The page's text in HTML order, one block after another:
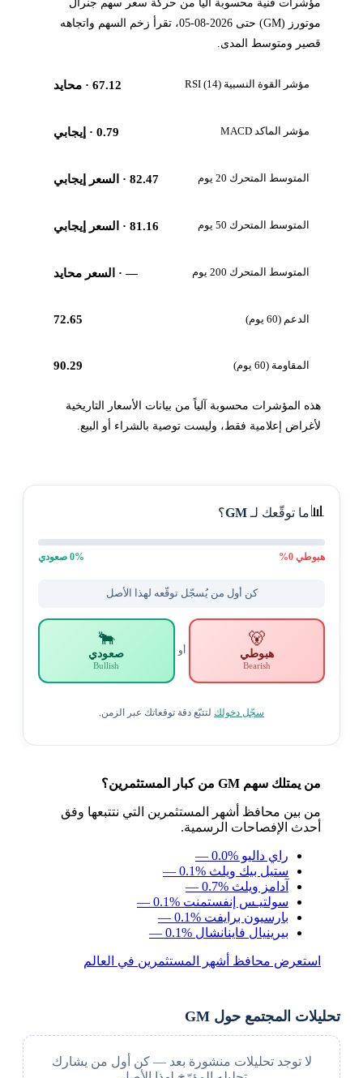
مؤشرات فنية محسوبة آلياً من حركة سعر سهم جنرال
موتورز (GM) حتى 2026-08-05، تقرأ زخم السهم واتجاهه
قصير ومتوسط المدى.
مؤشر القوة النسبية RSI (14) 67.12· محايد
مؤشر الماكد MACD 0.79· إيجابي
المتوسط المتحرك 20 يوم 82.47· السعر إيجابي
المتوسط المتحرك 50 يوم 81.16· السعر إيجابي
المتوسط المتحرك 200 يوم —· السعر محايد
الدعم (60 يوم) 72.65
المقاومة (60 يوم) 90.29
هذه المؤشرات محسوبة آلياً من بيانات الأسعار التاريخية
لأغراض إعلامية فقط، وليست توصية بالشراء أو البيع.
📊ما توقّعك لـGM؟
هبوطي0
%
0% صعودي
كن أول من يُسجّل توقّعه لهذا الأصل
🐻
هبوطي
Bearish
أو
🐂
صعودي
Bullish
سجّل دخولكلتتبّع دقة توقعاتك عبر الزمن.
من يمتلك سهم GM من كبار المستثمرين؟
من بين محافظ أشهر المستثمرين التي نتتبعها وفق
أحدث الإفصاحات الرسمية.
راي داليو — 0.0%
ستيل بيك ويلث — 0.1%
آدامز ويلث — 0.7%
سولتيـس إنفستمنت — 0.1%
بارسيون برايفت — 0.1%
بيرينيال فاينانشال — 0.1%
استعرض محافظ أشهر المستثمرين في العالم
تحليلات المجتمع حول GM
لا توجد تحليلات منشورة بعد — كن أول من يشارك